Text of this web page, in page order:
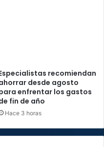
recomiendan
desde agosto
enfrentar los gastos
fin de año
Hace 3 horas